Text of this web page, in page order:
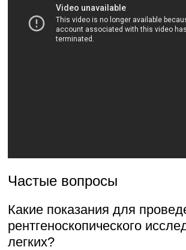
Частые вопросы
Какие показания для
рентгеноскопического
легких?